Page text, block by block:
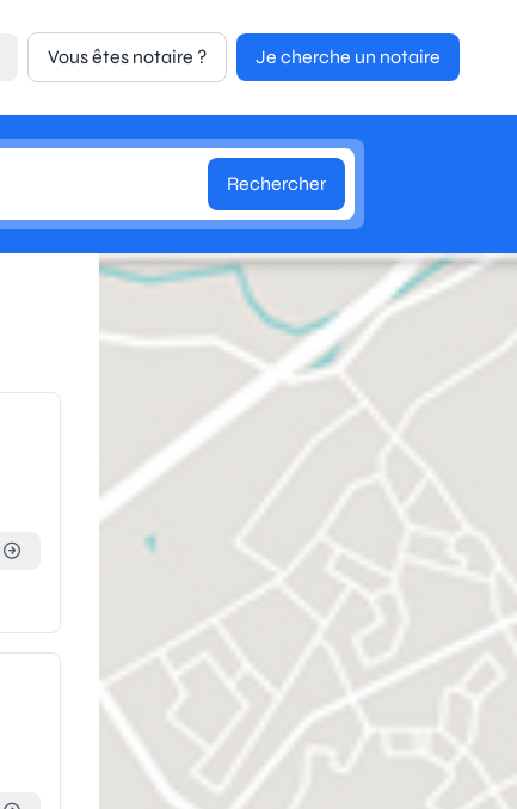
Vous êtes notaire ? Je cherche un notaire
Rechercher